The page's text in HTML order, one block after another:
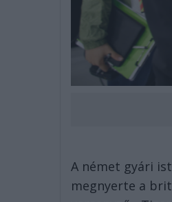
A német gyári
megnyerte a